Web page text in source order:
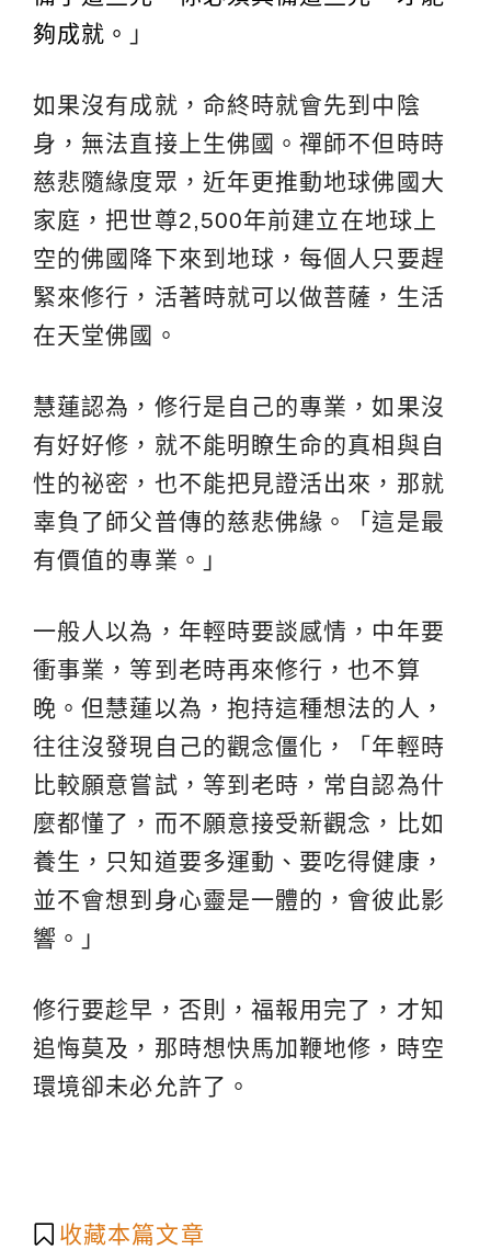
夠成就。 」
如果沒有成就，命終時就會先到中陰
身，無法直接上生佛國。禪師不但時時
慈悲隨緣度眾，近年更推動地球佛國大
家庭，把世尊2,500年前建立在地球上
空的佛國降下來到地球，每個人只要趕
緊來修行，活著時就可以做菩薩，生活
在天堂佛國。
慧蓮認為，修行是自己的專業，如果沒
有好好修，就不能明瞭生命的真相與自
性的祕密，也不能把見證活出來，那就
辜負了師父普傳的慈悲佛緣。「這是最
有價值的專業。」
一般人以為，年輕時要談感情，中年要
衝事業，等到老時再來修行，也不算
晚。但慧蓮以為，抱持這種想法的人，
往往沒發現自己的觀念僵化，「年輕時
比較願意嘗試，等到老時，常自認為什
麼都懂了，而不願意接受新觀念，比如
養生，只知道要多運動、要吃得健康，
並不會想到身心靈是一體的，會彼此影
響。」
修行要趁早，否則，福報用完了，才知
追悔莫及，那時想快馬加鞭地修，時空
環境卻未必允許了。
收藏本篇文章